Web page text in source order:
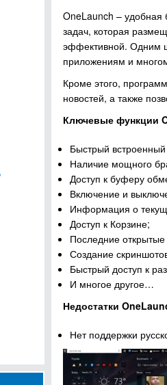
OneLaunch –
задач, которая
эффективной. Одним
приложениям и
Кроме этого,
новостей, а также
Ключевые функции
Быстрый встроенный
Наличие мощного
Доступ к буферу
Включение и
Информация о
Доступ к Корзине;
Последние
Создание
Быстрый доступ к
И многое другое…
Недостатки
Нет поддержки